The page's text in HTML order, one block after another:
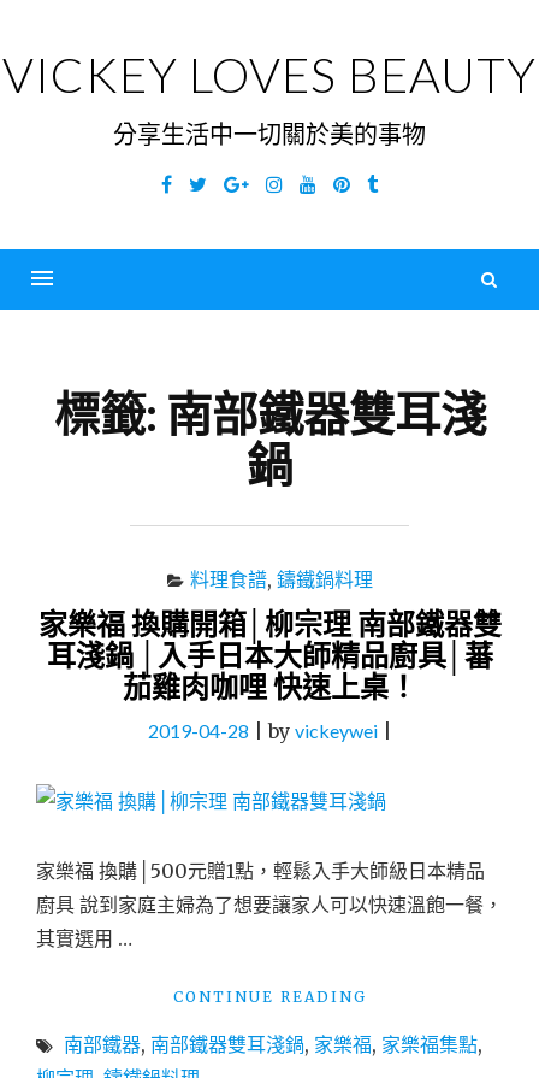
content
VICKEY LOVES BEAUTY
分享生活中一切關於美的事物
Facebook
TwitterGoogleInstagramYouTubePinterest
Tumblr
標籤: 南部鐵器雙耳淺
鍋
料理食譜, 鑄鐵鍋料理
家樂福 換購開箱│柳宗理 南部鐵器雙
耳淺鍋 │入手日本大師精品廚具│蕃
茄雞肉咖哩 快速上桌！
2019-04-28 |by vickeywei|
家樂福 換購│500元贈1點，輕鬆入手大師級日本精品
廚具 說到家庭主婦為了想要讓家人可以快速溫飽一餐，
其實選用 …
CONTINUE READING
福
南部鐵器, 南部鐵器雙耳淺鍋, 家樂福, 家樂福集點,